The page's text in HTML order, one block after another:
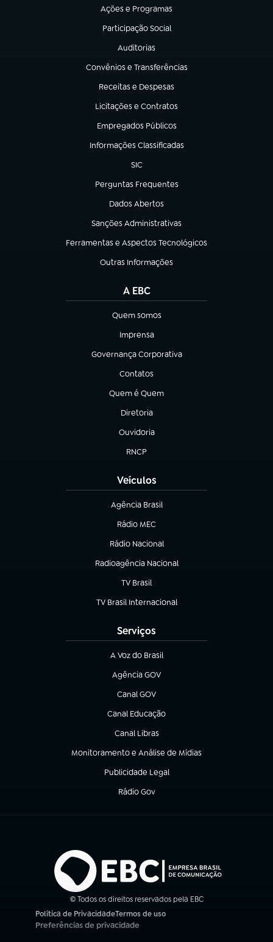
Ações e Programas
(abre em nova aba)
Participação Social
(abre em nova aba)
Auditorias
(abre em nova aba)
Convênios e Transferências
(abre em nova aba)
Receitas e Despesas
(abre em nova aba)
Licitações e Contratos
(abre em nova aba)
Empregados Públicos
(abre em nova aba)
Informações Classificadas
(abre em nova aba)
SIC
(abre em nova aba)
Perguntas Frequentes
(abre em nova aba)
Dados Abertos
(abre em nova aba)
Sanções Administrativas
(abre em nova aba)
Ferramentas e Aspectos Tecnológicos
(abre em nova aba)
Outras Informações
(abre em nova aba)
A EBC
Quem somos
(abre em nova aba)
Imprensa
(abre em nova aba)
Governança Corporativa
(abre em nova aba)
Contatos
(abre em nova aba)
Quem é Quem
(abre em nova aba)
Diretoria
(abre em nova aba)
Ouvidoria
(abre em nova aba)
RNCP
(abre em nova aba)
Veículos
Agência Brasil
(abre em nova aba)
Rádio MEC
Rádio Nacional
(abre em nova aba)
Radioagência Nacional
(abre em nova aba)
TV Brasil
(abre em nova aba)
TV Brasil Internacional
(abre em nova aba)
Serviços
A Voz do Brasil
(abre em nova aba)
Agência GOV
(abre em nova aba)
Canal GOV
(abre em nova aba)
Canal Educação
(abre em nova aba)
Canal Libras
(abre em nova aba)
Monitoramento e Análise de Mídias
(abre em nova aba)
Publicidade Legal
(abre em nova aba)
Rádio Gov
(abre em nova aba)
© Todos os direitos reservados pela EBC
Política de Privacidade
(abre em nova aba)
Termos de uso
(abre em nova aba)
Preferências de privacidade